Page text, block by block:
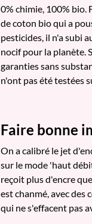
0% chimie, 100% bio.
de coton bio qui a
pesticides, il n'a subi
nocif pour la planète.
garanties sans
n'ont pas été testées
Faire bonne
On a calibré le jet
sur le mode 'haut
reçoit plus d'encre
est chanmé, avec des
qui ne s'effacent pas